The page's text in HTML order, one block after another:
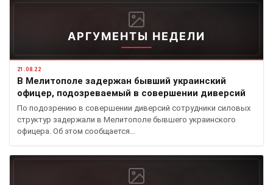
АРГУМЕНТЫ НЕДЕЛИ
21.08.22
В Мелитополе задержан бывший украинский
офицер, подозреваемый в совершении диверсий
По подозрению в совершении диверсий сотрудники силовых
структур задержали в Мелитополе бывшего украинского
офицера. Об этом сообщается…